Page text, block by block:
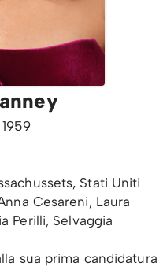
Stati Uniti
Cesareni, Laura
Perilli, Selvaggia
sua prima candidatura